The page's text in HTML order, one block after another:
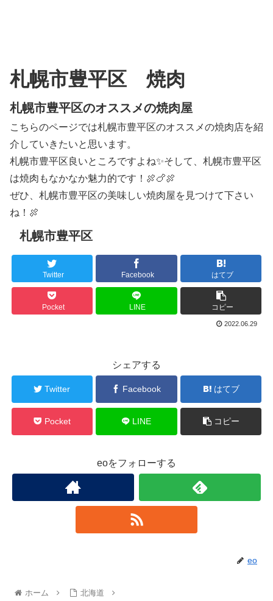
札幌市豊平区 焼肉
札幌市豊平区のオススメの焼肉屋
こちらのページでは札幌市豊平区のオススメの焼肉店を紹
介していきたいと思います。
札幌市豊平区良いところですよね✨そして、札幌市豊平区
は焼肉もなかなか魅力的です！🍖🍗🍖
ぜひ、札幌市豊平区の美味しい焼肉屋を見つけて下さい
ね！🍖
札幌市豊平区
Twitter Facebook はてブ
Pocket LINE コピー
2022.06.29
シェアする
Twitter Facebook はてブ
Pocket LINE コピー
eoをフォローする
eo
ホーム 北海道